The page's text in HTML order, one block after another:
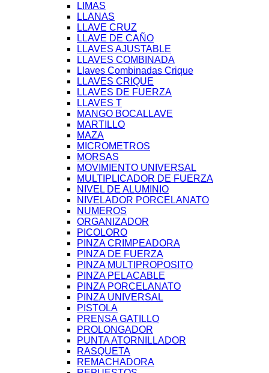
LIMAS
LLANAS
LLAVE CRUZ
LLAVE DE CAÑO
LLAVES AJUSTABLE
LLAVES COMBINADA
Llaves Combinadas Crique
LLAVES CRIQUE
LLAVES DE FUERZA
LLAVES T
MANGO BOCALLAVE
MARTILLO
MAZA
MICROMETROS
MORSAS
MOVIMIENTO UNIVERSAL
MULTIPLICADOR DE FUERZA
NIVEL DE ALUMINIO
NIVELADOR PORCELANATO
NUMEROS
ORGANIZADOR
PICOLORO
PINZA CRIMPEADORA
PINZA DE FUERZA
PINZA MULTIPROPOSITO
PINZA PELACABLE
PINZA PORCELANATO
PINZA UNIVERSAL
PISTOLA
PRENSA GATILLO
PROLONGADOR
PUNTA ATORNILLADOR
RASQUETA
REMACHADORA